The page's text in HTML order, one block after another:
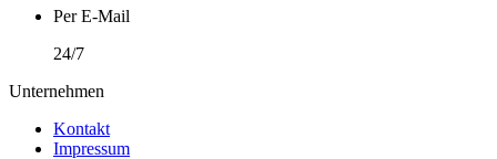
Per E-Mail
24/7
Unternehmen
Kontakt
Impressum